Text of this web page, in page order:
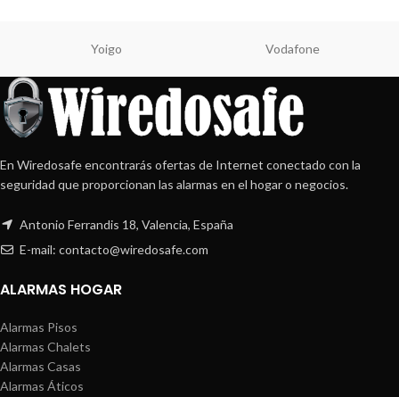
Yoigo Vodafone
En Wiredosafe encontrarás ofertas de Internet conectado con la
seguridad que proporcionan las alarmas en el hogar o negocios.
Antonio Ferrandis 18, Valencia, España
E-mail: contacto@wiredosafe.com
ALARMAS HOGAR
Alarmas Pisos
Alarmas Chalets
Alarmas Casas
Alarmas Áticos